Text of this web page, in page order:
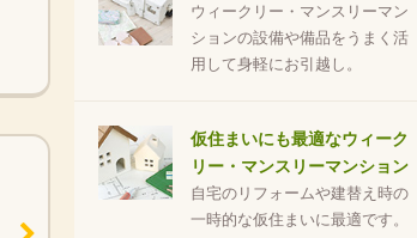
ウィークリー・マンスリーマン
ションの設備や備品をうまく活
用して身軽にお引越し。
仮住まいにも最適なウィーク
リー・マンスリーマンション
自宅のリフォームや建替え時の
一時的な仮住まいに最適です。